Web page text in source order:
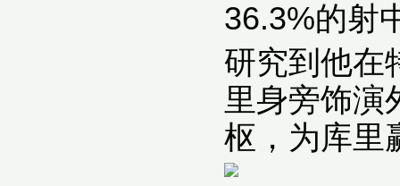
36.3%的射
研究到他在
里身旁饰演
枢，为库里